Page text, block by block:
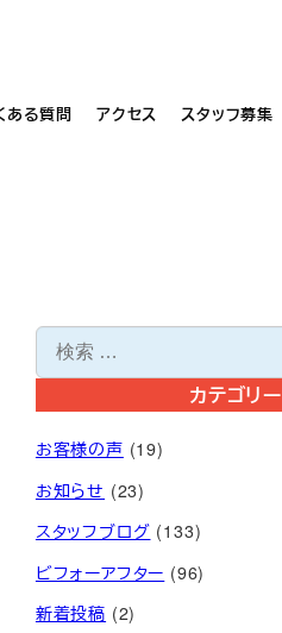
ある質問 アクセス スタッフ募集
検
索
カテゴリー
お客様の声 (19)
お知らせ (23)
スタッフブログ (133)
ビフォーアフター (96)
新着投稿 (2)